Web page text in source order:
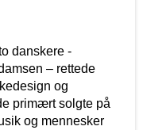
danskere -
– rettede
og
primært solgte på
og mennesker